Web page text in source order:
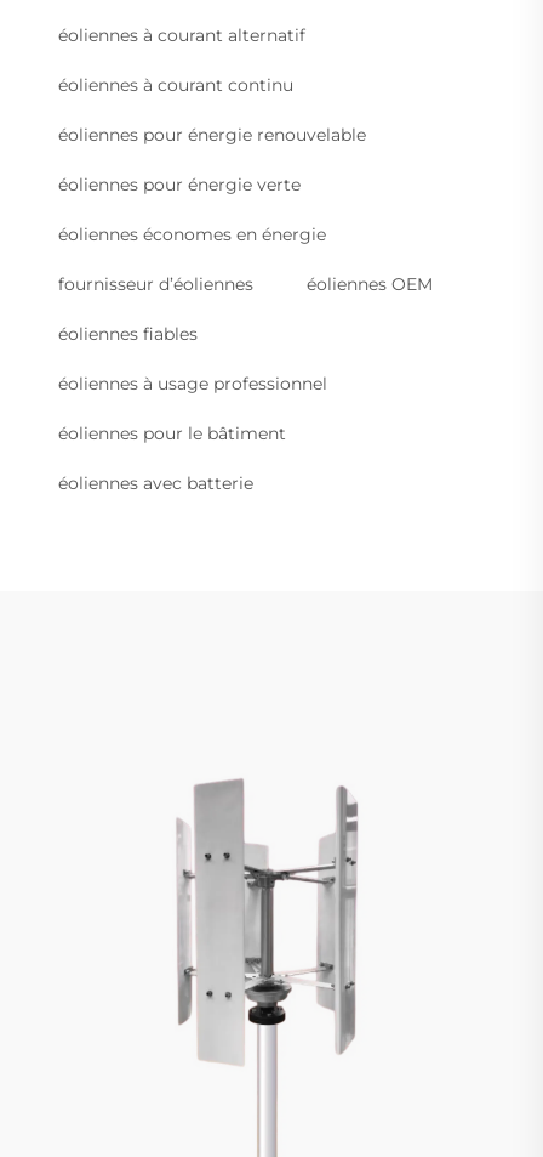
éoliennes à courant alternatif
éoliennes à courant continu
éoliennes pour énergie renouvelable
éoliennes pour énergie verte
éoliennes économes en énergie
fournisseur d’éoliennes éoliennes OEM
éoliennes fiables
éoliennes à usage professionnel
éoliennes pour le bâtiment
éoliennes avec batterie